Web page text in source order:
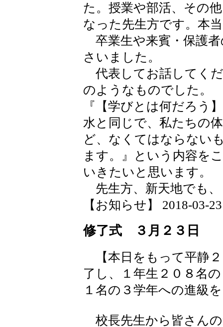
た。授業や部活、その
なった先生方です。本
卒業生や来賓・保護
さいました。
代表してお話してく
のようなものでした。
『【学びとは何だろう
水と同じで、私たちの
ど、なくてはならない
ます。』という内容を
いきたいと思います
先生方、新天地でも
【お知らせ】 2018-03-
修了式 ３月２３日
【本日をもって平静
了し、１年生２０８名
１名の３学年への進級
校長先生から皆さん